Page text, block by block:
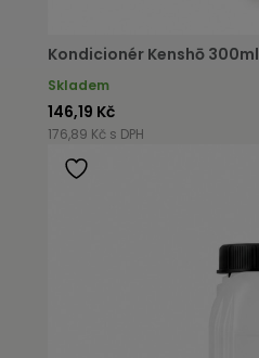
Kondicionér Kenshō 300ml
Skladem
146,19 Kč
176,89 Kč s DPH